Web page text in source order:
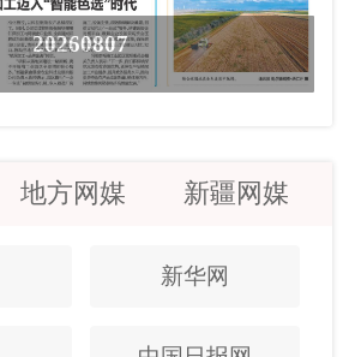
20260807
地方网媒 新疆网媒
新华网